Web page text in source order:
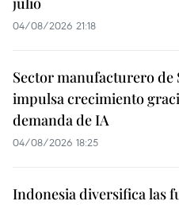
04/08/2026 21:18
Sector manufacturero de
impulsa crecimiento
demanda de IA
04/08/2026 18:25
Indonesia diversifica las